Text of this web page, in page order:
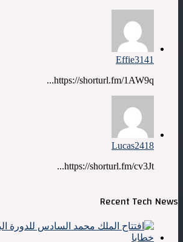
Effie3141
https://shorturl.fm/1AW9q...
Lucas2418
https://shorturl.fm/cv3Jt...
Recent Tech News